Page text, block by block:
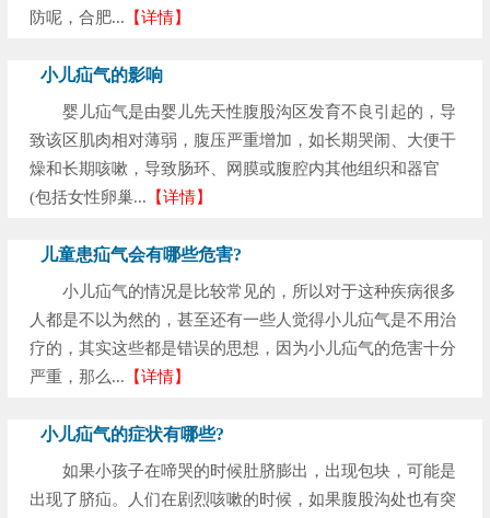
防呢，合肥... 【详情】
小儿疝气的影响
婴儿疝气是由婴儿先天性腹股沟区发育不良引起的，导
致该区肌肉相对薄弱，腹压严重增加，如长期哭闹、大便干
燥和长期咳嗽，导致肠环、网膜或腹腔内其他组织和器官
(包括女性卵巢... 【详情】
儿童患疝气会有哪些危害?
小儿疝气的情况是比较常见的，所以对于这种疾病很多
人都是不以为然的，甚至还有一些人觉得小儿疝气是不用治
疗的，其实这些都是错误的思想，因为小儿疝气的危害十分
严重，那么... 【详情】
小儿疝气的症状有哪些?
如果小孩子在啼哭的时候肚脐膨出，出现包块，可能是
出现了脐疝。人们在剧烈咳嗽的时候，如果腹股沟处也有突